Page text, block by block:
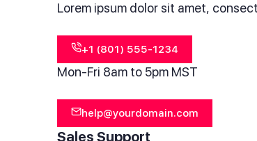
Lorem ipsum dolor sit amet,
+1 (801) 555-1234
Mon-Fri 8am to 5pm MST
help@yourdomain.com
Sales Support